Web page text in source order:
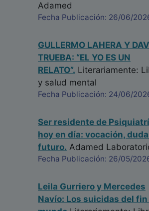
Adamed
Fecha Publicación: 26/06/
GULLERMO LAHERA Y
TRUEBA: “EL YO ES UN
RELATO”. Literariamente:
y salud mental
Fecha Publicación: 24/06/
Ser residente de
hoy en día: vocación,
futuro. Adamed
Fecha Publicación: 26/05/
Leila Gurriero y Mercedes
Navío: Los suicidas del fin